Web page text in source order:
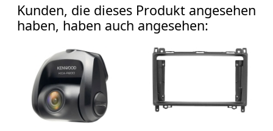
Kunden, die dieses Produkt angesehen
haben, haben auch angesehen: